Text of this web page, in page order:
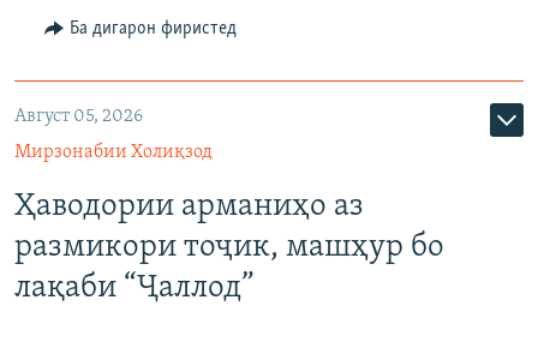
Ба дигарон фиристед
Август 05, 2026
Мирзонабии Холиқзод
Ҳаводории арманиҳо аз
размикори тоҷик, машҳур бо
лақаби “Ҷаллод”